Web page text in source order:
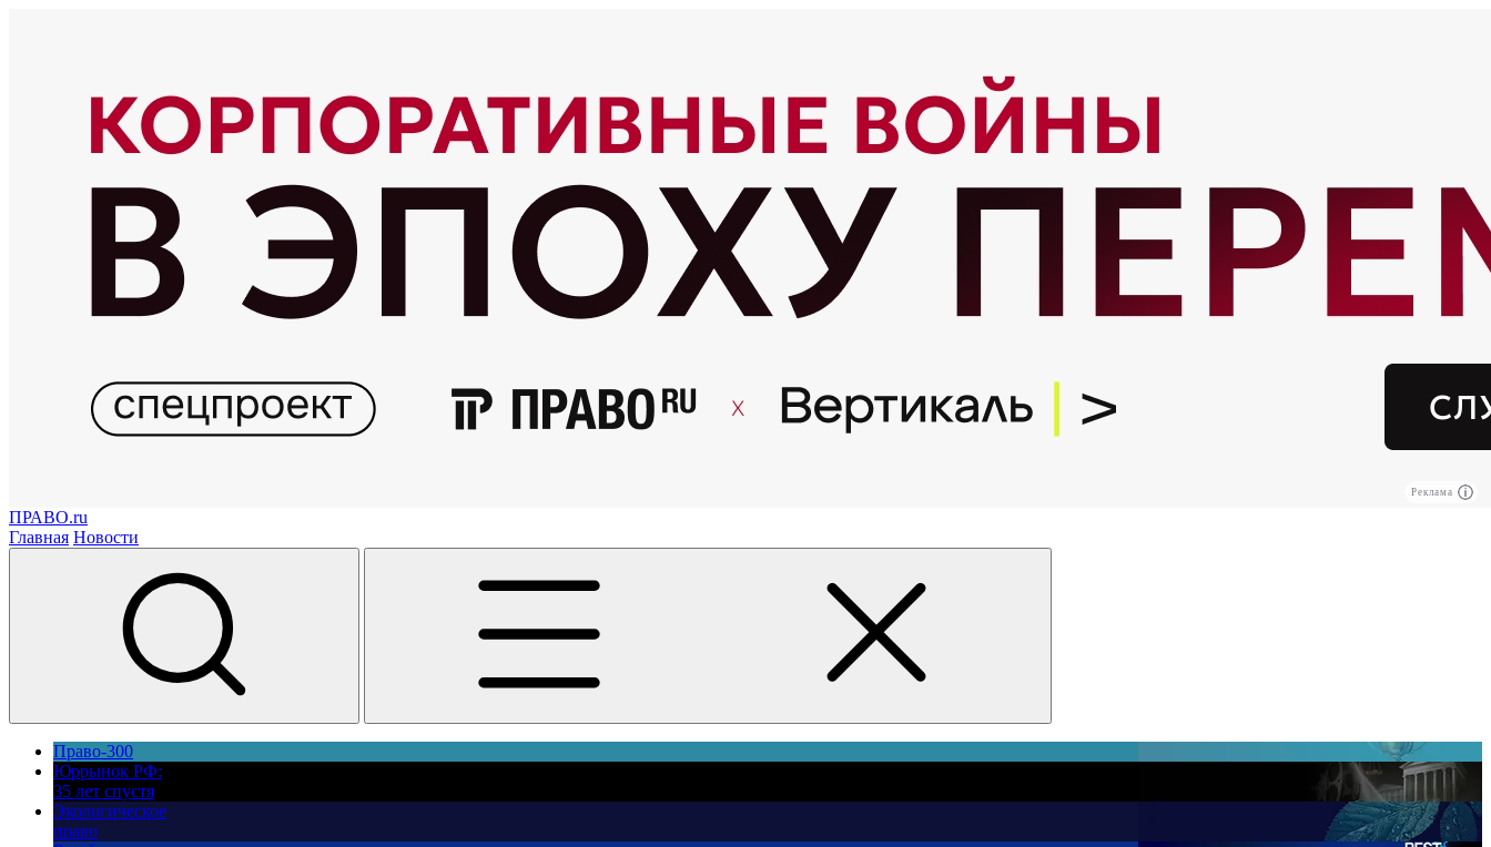
Реклама
ПРАВО.ru
Главная Новости
Право-300
Юррынок РФ:
35 лет спустя
Экологическое
право